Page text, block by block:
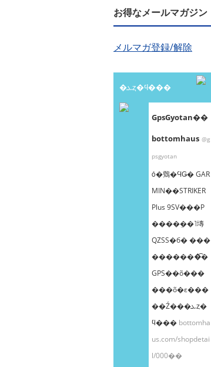
お得なメールマガジン
メルマガ登録/解除
�ܥȥ�ϥ���
GpsGyotan��
bottomhaus @g
psgyotan
ȯ�䳫�ϤǤ� GAR
MIN��STRIKER
Plus 9SV���Ρ
����ܸ��˥塼
QZSS�б� ���
�������͡�
GPS��õ���
���õ�ε���
��Ź���ܥȥ�
ϥ��� bottomha
us.com/shopdetai
l/000��